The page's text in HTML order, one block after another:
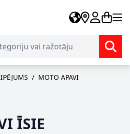
/ MOTO APAVI
ĪSIE